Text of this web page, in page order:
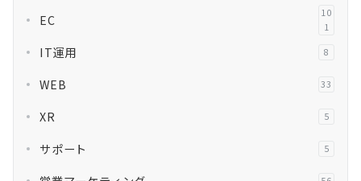
EC
10
1
IT運用 8
WEB 33
XR 5
サポート 5